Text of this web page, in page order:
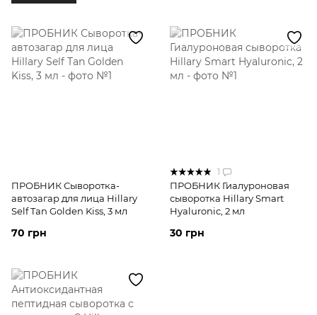
ПРОБНИК Сыворотка-
автозагар для лица Hillary
Self Tan Golden Kiss, 3 мл
70 грн
1
ПРОБНИК Гиалуроновая
сыворотка Hillary Smart
Hyaluronic, 2 мл
30 грн